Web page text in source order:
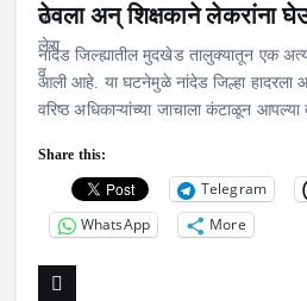
ठेवला अन् शिक्षकाने लेकरांना
नांदेड जिल्ह्यातील मुदखेड तालुक्यातून एक
आली आहे. या घटनेमुळे नांदेड जिल्हा हादरला
वरिष्ठ अधिकाऱ्यांच्या जाचाला कंटाळून आपल्या
Share this:
Telegram
WhatsApp
More